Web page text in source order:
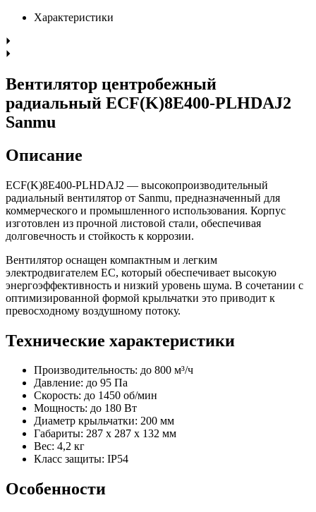
Характеристики
Вентилятор центробежный
радиальный ECF(K)8E400-PLHDAJ2
Sanmu
Описание
ECF(K)8E400-PLHDAJ2 — высокопроизводительный
радиальный вентилятор от Sanmu, предназначенный для
коммерческого и промышленного использования. Корпус
изготовлен из прочной листовой стали, обеспечивая
долговечность и стойкость к коррозии.
Вентилятор оснащен компактным и легким
электродвигателем EC, который обеспечивает высокую
энергоэффективность и низкий уровень шума. В сочетании с
оптимизированной формой крыльчатки это приводит к
превосходному воздушному потоку.
Технические характеристики
Производительность: до 800 м³/ч
Давление: до 95 Па
Скорость: до 1450 об/мин
Мощность: до 180 Вт
Диаметр крыльчатки: 200 мм
Габариты: 287 x 287 x 132 мм
Вес: 4,2 кг
Класс защиты: IP54
Особенности